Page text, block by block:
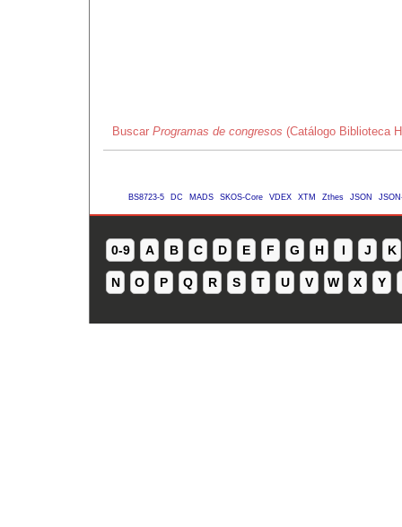
Buscar Programas de congresos (Catálogo Biblioteca
BS8723-5 DC MADS SKOS-Core VDEX XTM Zthes JSON
0-9 A B C D E F G H I J K
N O P Q R S T U V W X Y